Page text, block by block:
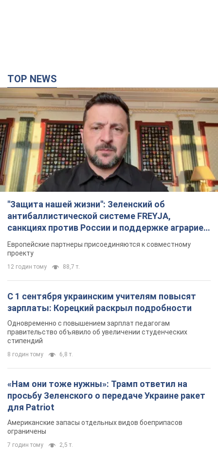
TOP NEWS
"Защита нашей жизни": Зеленский об
антибаллистической системе FREYJA,
санкциях против России и поддержке аграриев.
Видео
Европейские партнеры присоединяются к совместному
проекту
12 годин тому 88,7 т.
С 1 сентября украинским учителям повысят
зарплаты: Корецкий раскрыл подробности
Одновременно с повышением зарплат педагогам
правительство объявило об увеличении студенческих
стипендий
8 годин тому 6,8 т.
«Нам они тоже нужны»: Трамп ответил на
просьбу Зеленского о передаче Украине ракет
для Patriot
Американские запасы отдельных видов боеприпасов
ограничены
7 годин тому 2,5 т.